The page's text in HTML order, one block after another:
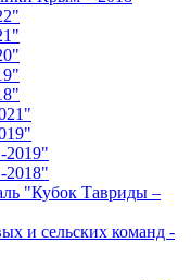
2019"
2018"
"Кубок Тавриды –
и сельских команд -